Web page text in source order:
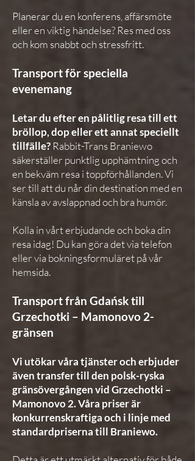
Planerar du en konferens, affärsmöte
eller en viktig händelse? Res med oss
och kom snabbt och stressfritt.
Transport för speciella
evenemang
Letar du efter en pålitlig resa till ett
bröllop, dop eller ett annat speciellt
tillfälle? Rabbit-Trans Braniewo
säkerställer punktlig upphämtning och
en bekväm resa i toppförhållanden. Vi
ser till att du når din destination med en
känsla av avslappnad och bra humör.
Kolla in vårt erbjudande och boka din
resa idag! Du kan göra det via telefon
eller via bokningsformuläret på vår
hemsida.
Transport från Gdańsk till
Grzechotki – Mamonovo 2-
gränsen
Vi utökar våra tjänster och erbjuder
även transfer till den polsk-ryska
gränsövergången vid Grzechotki –
Mamonovo 2. Våra priser är
konkurrenskraftiga och i linje med
standardpriserna till Braniewo.